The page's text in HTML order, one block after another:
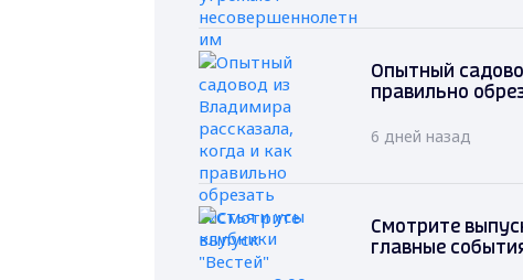
Опытный
правильно
6 дней назад
Смотрите
главные